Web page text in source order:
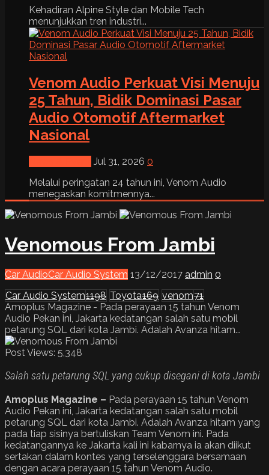
Kehadiran Alpine Style dan Mobile Tech
menunjukkan tren industri...
Venom Audio Perkuat Visi Menuju
25 Tahun, Bidik Dominasi Pasar
Audio Otomotif Aftermarket
Nasional
Jul 31, 2026 0
Melalui peringatan 24 tahun ini, Venom Audio
menegaskan komitmennya...
Venomous From Jambi
Car AudioCar Audio System 13/12/2017 admin 0
Car Audio System1198 Toyota169 venom71
Amoplus Magazine - Pada perayaan 15 tahun Venom
Audio Pekan ini, Jakarta kedatangan salah satu mobil
petarung SQL dari kota Jambi. Adalah Avanza hitam...
Post Views: 5,348
Salah satu petarung SQL yang cukup disegani di kota Jambi
Amoplus Magazine – Pada perayaan 15 tahun Venom
Audio Pekan ini, Jakarta kedatangan salah satu mobil
petarung SQL dari kota Jambi. Adalah Avanza hitam yang
pada tiap sisinya bertuliskan Team Venom ini. Pada
kedatangannya ke Jakarta kali ini kabarnya ia akan diikut
sertakan dalam kontes yang terselenggara bersamaan
dengan acara perayaan 15 tahun Venom Audio.